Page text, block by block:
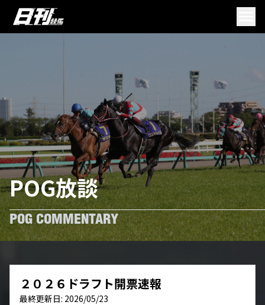
POG放談
POG COMMENTARY
２０２６ドラフト開票速報
最終更新日: 2026/05/23